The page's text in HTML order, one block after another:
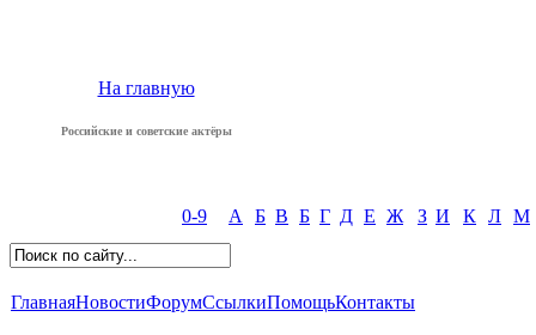
На главную
Российские и советские актёры
0-9 А Б В Б Г Д Е Ж З И К Л М
ГлавнаяНовостиФорумСсылкиПомощьКонтакты